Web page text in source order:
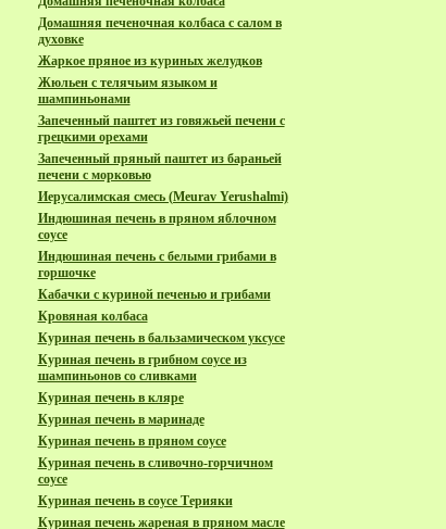
Домашняя печеночная колбаса с салом в
духовке
Жаркое пряное из куриных желудков
Жюльен с телячьим языком и
шампиньонами
Запеченный паштет из говяжьей печени с
грецкими орехами
Запеченный пряный паштет из бараньей
печени с морковью
Иерусалимская смесь (Meurav Yerushalmi)
Индюшиная печень в пряном яблочном
соусе
Индюшиная печень с белыми грибами в
горшочке
Кабачки с куриной печенью и грибами
Кровяная колбаса
Куриная печень в бальзамическом уксусе
Куриная печень в грибном соусе из
шампиньонов со сливками
Куриная печень в кляре
Куриная печень в маринаде
Куриная печень в пряном соусе
Куриная печень в сливочно-горчичном
соусе
Куриная печень в соусе Терияки
Куриная печень жареная в пряном масле